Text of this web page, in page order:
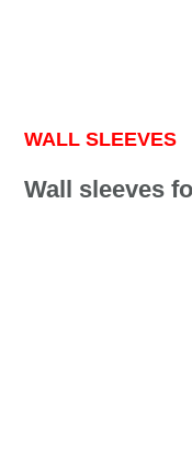
WALL SLEEVES
Wall sleeves